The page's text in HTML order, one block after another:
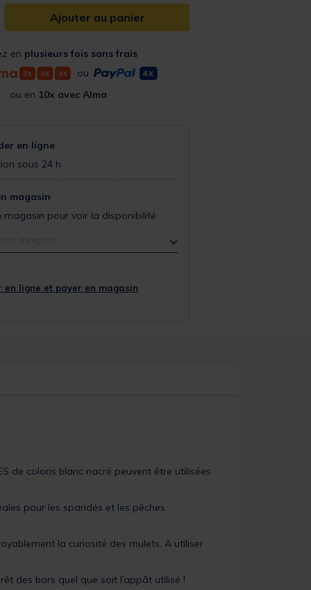
Ajouter au panier
en plusieurs fois sans frais
ou
ou en 10x avec Alma
en ligne
sous 24 h
magasin
magasin pour voir la disponibilité
en ligne et payer en magasin
de coloris blanc nacré peuvent être utilisées
pour les sparidés et les pêches
la curiosité des mulets. A utiliser
des bars quel que soit l’appât utilisé !